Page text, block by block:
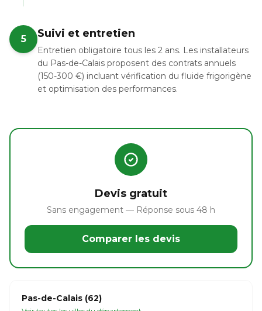
5 Suivi et entretien
Entretien obligatoire tous les 2 ans. Les installateurs
du Pas-de-Calais proposent des contrats annuels
(150-300 €) incluant vérification du fluide frigorigène
et optimisation des performances.
Devis gratuit
Sans engagement — Réponse sous 48 h
Comparer les devis
Pas-de-Calais (62)